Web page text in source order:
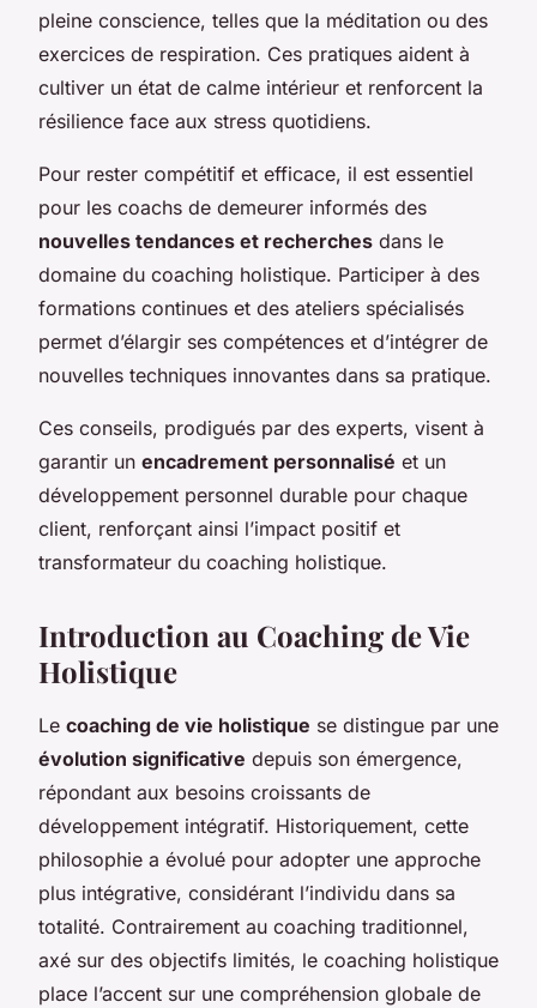
pleine conscience, telles que la méditation ou des
exercices de respiration. Ces pratiques aident à
cultiver un état de calme intérieur et renforcent la
résilience face aux stress quotidiens.
Pour rester compétitif et efficace, il est essentiel
pour les coachs de demeurer informés des
nouvelles tendances et recherches dans le
domaine du coaching holistique. Participer à des
formations continues et des ateliers spécialisés
permet d’élargir ses compétences et d’intégrer de
nouvelles techniques innovantes dans sa pratique.
Ces conseils, prodigués par des experts, visent à
garantir un encadrement personnalisé et un
développement personnel durable pour chaque
client, renforçant ainsi l’impact positif et
transformateur du coaching holistique.
Introduction au Coaching de Vie
Holistique
Le coaching de vie holistique se distingue par une
évolution significative depuis son émergence,
répondant aux besoins croissants de
développement intégratif. Historiquement, cette
philosophie a évolué pour adopter une approche
plus intégrative, considérant l’individu dans sa
totalité. Contrairement au coaching traditionnel,
axé sur des objectifs limités, le coaching holistique
place l’accent sur une compréhension globale de